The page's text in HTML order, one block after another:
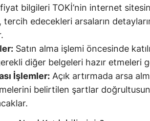
bilgileri TOKİ’nin internet
tercih edecekleri arsaların
Satın alma işlemi öncesinde
diğer belgeleri hazır etmeleri
İşlemler: Açık artırmada arsa
belirtilen şartlar